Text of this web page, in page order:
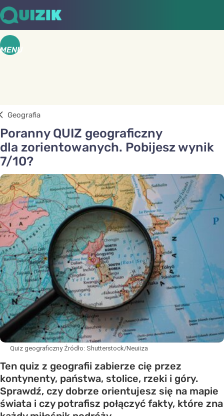
MENU
Geografia
Poranny QUIZ geograficzny
dla zorientowanych. Pobijesz wynik
7/10?
Quiz geograficzny Źródło: Shutterstock/Neuiiza
Ten quiz z geografii zabierze cię przez
kontynenty, państwa, stolice, rzeki i góry.
Sprawdź, czy dobrze orientujesz się na mapie
świata i czy potrafisz połączyć fakty, które zna